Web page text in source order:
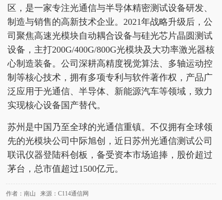
区，是一家专注光通信与半导体精密测试设备研发、
制造与销售的高新技术企业。2021年战略升级后，公
司聚焦高速光模块自动耦合设备与硅光芯片晶圆测试
设备，主打200G/400G/800G光模块及大功率激光器核
心制造装备。公司深耕高精度视觉算法、多轴运动控
制等核心技术，拥有多项专利与软件著作权，产品广
泛应用于光通信、半导体、新能源汽车等领域，致力
实现核心设备国产替代。
苏州是中国乃至全球的光通信重镇。不仅拥有全球领
先的光模块公司中际旭创，近日苏州光通信测试公司
联讯仪器登陆科创板，备受资本市场追捧，股价超过
茅台，总市值超过1500亿元。
作者：南山 来源：C114通信网